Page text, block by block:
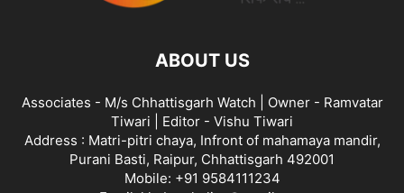
ABOUT US
Associates - M/s Chhattisgarh Watch | Owner - Ramvatar
Tiwari | Editor - Vishu Tiwari
Address : Matri-pitri chaya, Infront of mahamaya mandir,
Purani Basti, Raipur, Chhattisgarh 492001
Mobile: +91 9584111234